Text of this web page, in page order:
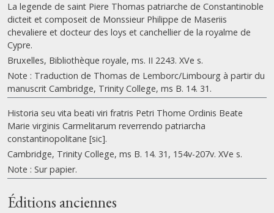
La legende de saint Piere Thomas patriarche de Constantinoble
dicteit et composeit de Monssieur Philippe de Maseriis
chevaliere et docteur des loys et canchellier de la royalme de
Cypre.
Bruxelles, Bibliothèque royale, ms. II 2243. XVe s.
Note : Traduction de Thomas de Lemborc/Limbourg à partir du
manuscrit Cambridge, Trinity College, ms B. 14. 31.
Historia seu vita beati viri fratris Petri Thome Ordinis Beate
Marie virginis Carmelitarum reverrendo patriarcha
constantinopolitane [sic].
Cambridge, Trinity College, ms B. 14. 31, 154v-207v. XVe s.
Note : Sur papier.
Éditions anciennes